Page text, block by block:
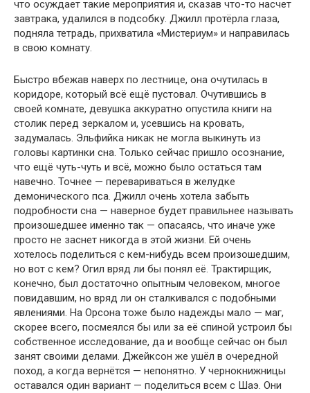
что осуждает такие мероприятия и, сказав что-то насчет
завтрака, удалился в подсобку. Джилл протёрла глаза,
подняла тетрадь, прихватила «Мистериум» и направилась
в свою комнату.
Быстро вбежав наверх по лестнице, она очутилась в
коридоре, который всё ещё пустовал. Очутившись в
своей комнате, девушка аккуратно опустила книги на
столик перед зеркалом и, усевшись на кровать,
задумалась. Эльфийка никак не могла выкинуть из
головы картинки сна. Только сейчас пришло осознание,
что ещё чуть-чуть и всё, можно было остаться там
навечно. Точнее — перевариваться в желудке
демонического пса. Джилл очень хотела забыть
подробности сна — наверное будет правильнее называть
произошедшее именно так — опасаясь, что иначе уже
просто не заснет никогда в этой жизни. Ей очень
хотелось поделиться с кем-нибудь всем произошедшим,
но вот с кем? Огил вряд ли бы понял её. Трактирщик,
конечно, был достаточно опытным человеком, многое
повидавшим, но вряд ли он сталкивался с подобными
явлениями. На Орсона тоже было надежды мало — маг,
скорее всего, посмеялся бы или за её спиной устроил бы
собственное исследование, да и вообще сейчас он был
занят своими делами. Джейксон же ушёл в очередной
поход, а когда вернётся — непонятно. У чернокнижницы
оставался один вариант — поделиться всем с Шаэ. Они